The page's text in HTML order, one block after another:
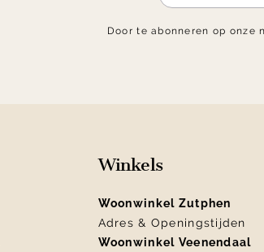
Door te abonneren op
Winkels
Woonwinkel Zutphen
Adres & Openingstijden
Woonwinkel Veenendaal